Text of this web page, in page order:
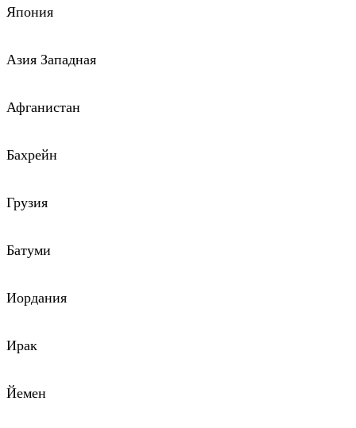
Япония
Азия Западная
Афганистан
Бахрейн
Грузия
Батуми
Иордания
Ирак
Йемен